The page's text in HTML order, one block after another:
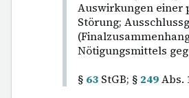
Auswirkungen einer
Störung;
Nötigungsmittels
§ 63 StGB; § 249Abs.